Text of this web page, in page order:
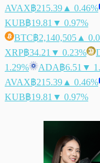
AVAX฿215.39 ▲ 0.46%
KUB฿19.81 ▼ 0.97%
BTC฿2,140,505 ▲
XRP฿34.21 ▼ 0.23%
1.29%
ADA฿6.51 ▼
AVAX฿215.39 ▲ 0.46%
KUB฿19.81 ▼ 0.97%